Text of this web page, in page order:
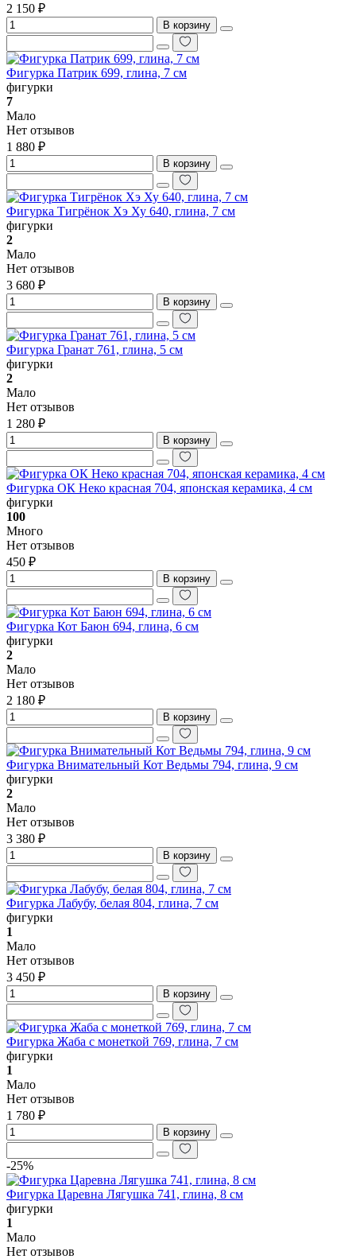
2 150 ₽
В корзину
Фигурка Патрик 699, глина, 7 см
фигурки
7
Мало
Нет отзывов
1 880 ₽
В корзину
Фигурка Тигрёнок Хэ Ху 640, глина, 7 см
фигурки
2
Мало
Нет отзывов
3 680 ₽
В корзину
Фигурка Гранат 761, глина, 5 см
фигурки
2
Мало
Нет отзывов
1 280 ₽
В корзину
Фигурка ОК Неко красная 704, японская керамика, 4 см
фигурки
100
Много
Нет отзывов
450 ₽
В корзину
Фигурка Кот Баюн 694, глина, 6 см
фигурки
2
Мало
Нет отзывов
2 180 ₽
В корзину
Фигурка Внимательный Кот Ведьмы 794, глина, 9 см
фигурки
2
Мало
Нет отзывов
3 380 ₽
В корзину
Фигурка Лабубу, белая 804, глина, 7 см
фигурки
1
Мало
Нет отзывов
3 450 ₽
В корзину
Фигурка Жаба с монеткой 769, глина, 7 см
фигурки
1
Мало
Нет отзывов
1 780 ₽
В корзину
-25%
Фигурка Царевна Лягушка 741, глина, 8 см
фигурки
1
Мало
Нет отзывов